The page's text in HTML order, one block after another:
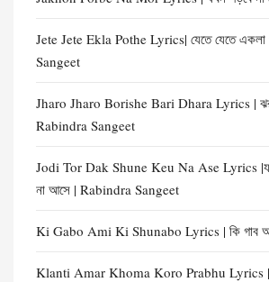
Jete Jete Ekla Pothe Lyrics| যেতে যেতে
Sangeet
Jharo Jharo Borishe Bari Dhara Lyrics | ঝরঝর
Rabindra Sangeet
Jodi Tor Dak Shune Keu Na Ase Lyrics
না আসে | Rabindra Sangeet
Ki Gabo Ami Ki Shunabo Lyrics | কি গাব
Klanti Amar Khoma Koro Prabhu Lyrics |